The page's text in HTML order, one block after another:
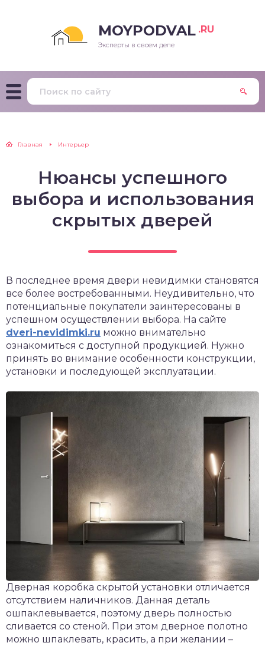
MOYPODVAL .RU
Эксперты в своем деле
Главная Интерьер
Нюансы успешного
выбора и использования
скрытых дверей
В последнее время двери невидимки становятся
все более востребованными. Неудивительно, что
потенциальные покупатели заинтересованы в
успешном осуществлении выбора. На сайте
dveri-nevidimki.ru можно внимательно
ознакомиться с доступной продукцией. Нужно
принять во внимание особенности конструкции,
установки и последующей эксплуатации.
Дверная коробка скрытой установки отличается
отсутствием наличников. Данная деталь
ошпаклевывается, поэтому дверь полностью
сливается со стеной. При этом дверное полотно
можно шпаклевать, красить, а при желании –